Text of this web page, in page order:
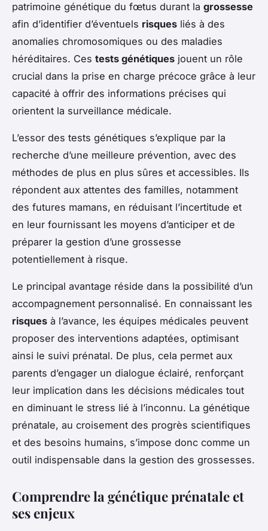
patrimoine génétique du fœtus durant la grossesse
afin d’identifier d’éventuels risques liés à des
anomalies chromosomiques ou des maladies
héréditaires. Ces tests génétiques jouent un rôle
crucial dans la prise en charge précoce grâce à leur
capacité à offrir des informations précises qui
orientent la surveillance médicale.
L’essor des tests génétiques s’explique par la
recherche d’une meilleure prévention, avec des
méthodes de plus en plus sûres et accessibles. Ils
répondent aux attentes des familles, notamment
des futures mamans, en réduisant l’incertitude et
en leur fournissant les moyens d’anticiper et de
préparer la gestion d’une grossesse
potentiellement à risque.
Le principal avantage réside dans la possibilité d’un
accompagnement personnalisé. En connaissant les
risques à l’avance, les équipes médicales peuvent
proposer des interventions adaptées, optimisant
ainsi le suivi prénatal. De plus, cela permet aux
parents d’engager un dialogue éclairé, renforçant
leur implication dans les décisions médicales tout
en diminuant le stress lié à l’inconnu. La génétique
prénatale, au croisement des progrès scientifiques
et des besoins humains, s’impose donc comme un
outil indispensable dans la gestion des grossesses.
Comprendre la génétique prénatale et
ses enjeux